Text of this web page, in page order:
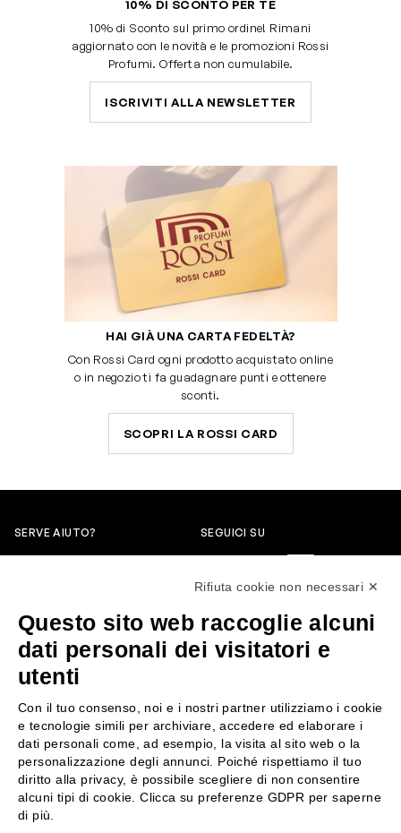
10% DI SCONTO PER TE
10% di Sconto sul primo ordine! Rimani
aggiornato con le novità e le promozioni Rossi
Profumi. Offerta non cumulabile.
ISCRIVITI ALLA NEWSLETTER
HAI GIÀ UNA CARTA FEDELTÀ?
Con Rossi Card ogni prodotto acquistato online
o in negozio ti fa guadagnare punti e ottenere
sconti.
SCOPRI LA ROSSI CARD
SERVE AIUTO?
servizioclienti@rossiprofumi.it
SEGUICI SU
SERVIZIO CLIENTI
Resi e rimborsi
Pagamenti
Spedizione
Condizioni generali di vendita
Privacy Policy
Chi siamo
Contattaci
Negozi
Attiva la Rossi Card
Rifiuta cookie non necessari ✕
Questo sito web raccoglie alcuni
dati personali dei visitatori e
utenti
Con il tuo consenso, noi e i nostri partner utilizziamo i cookie
e tecnologie simili per archiviare, accedere ed elaborare i
dati personali come, ad esempio, la visita al sito web o la
personalizzazione degli annunci. Poiché rispettiamo il tuo
diritto alla privacy, è possibile scegliere di non consentire
alcuni tipi di cookie. Clicca su preferenze GDPR per saperne
di più.